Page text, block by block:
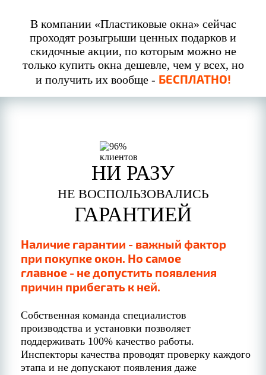
В компании «Пластиковые окна» сейчас
проходят розыгрыши ценных подарков и
скидочные акции, по которым можно не
только купить окна дешевле, чем у всех, но
и получить их вообще - БЕСПЛАТНО!
НИ РАЗУ
НЕ ВОСПОЛЬЗОВАЛИСЬ
ГАРАНТИЕЙ
Наличие гарантии - важный фактор
при покупке окон. Но самое
главное - не допустить появления
причин прибегать к ней.
Собственная команда специалистов
производства и установки позволяет
поддерживать 100% качество работы.
Инспекторы качества проводят проверку каждого
этапа и не допускают появления даже